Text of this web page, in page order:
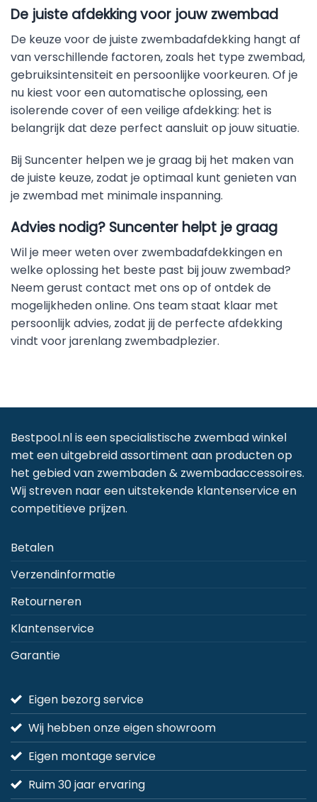
De juiste afdekking voor jouw zwembad
De keuze voor de juiste zwembadafdekking hangt af
van verschillende factoren, zoals het type zwembad,
gebruiksintensiteit en persoonlijke voorkeuren. Of je
nu kiest voor een automatische oplossing, een
isolerende cover of een veilige afdekking: het is
belangrijk dat deze perfect aansluit op jouw situatie.
Bij Suncenter helpen we je graag bij het maken van
de juiste keuze, zodat je optimaal kunt genieten van
je zwembad met minimale inspanning.
Advies nodig? Suncenter helpt je graag
Wil je meer weten over zwembadafdekkingen en
welke oplossing het beste past bij jouw zwembad?
Neem gerust contact met ons op of ontdek de
mogelijkheden online. Ons team staat klaar met
persoonlijk advies, zodat jij de perfecte afdekking
vindt voor jarenlang zwembadplezier.
Bestpool.nl is een specialistische zwembad winkel
met een uitgebreid assortiment aan producten op
het gebied van zwembaden & zwembadaccessoires.
Wij streven naar een uitstekende klantenservice en
competitieve prijzen.
Betalen
Verzendinformatie
Retourneren
Klantenservice
Garantie
Eigen bezorg service
Wij hebben onze eigen showroom
Eigen montage service
Ruim 30 jaar ervaring